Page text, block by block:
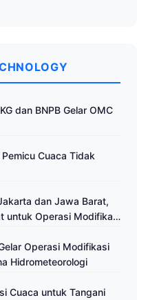
dan BNPB Gelar OMC
Cuaca Tidak
dan Jawa Barat,
untuk Operasi Modifikasi
Operasi Modifikasi
Hidrometeorologi
Cuaca untuk Tangani